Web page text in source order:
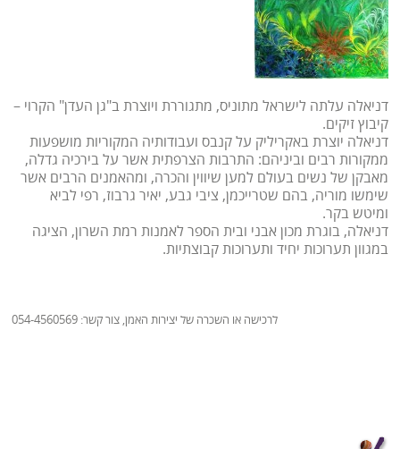
דניאלה עלתה לישראל מתוניס, מתגוררת ויוצרת ב"גן העדן" הקרוי –
קיבוץ זיקים.
דניאלה יוצרת באקריליק על קנבס ועבודותיה המקוריות מושפעות
ממקורות רבים וביניהם: התרבות הצרפתית אשר על בירכיה גדלה,
מאבקן של נשים בעולם למען שיווין והכרה, ומהאמנים הרבים אשר
שימשו מוריה, בהם שטרייכמן, ציבי גבע, יאיר גרבוז, רפי לביא
ומיטש בקר.
דניאלה, בוגרת מכון אבני ובית הספר לאמנות רמת השרון, הציגה
במגוון תערוכות יחיד ותערוכות קבוצתיות.
לרכישה או השכרה של יצירות האמן, צור קשר: 054-4560569